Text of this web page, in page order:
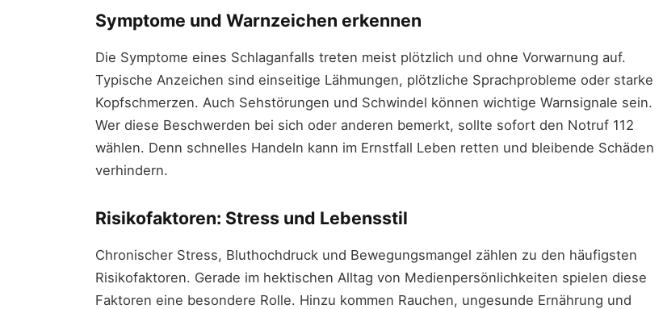
Symptome und Warnzeichen erkennen
Die Symptome eines Schlaganfalls treten meist plötzlich und ohne Vorwarnung auf.
Typische Anzeichen sind einseitige Lähmungen, plötzliche Sprachprobleme oder starke
Kopfschmerzen. Auch Sehstörungen und Schwindel können wichtige Warnsignale sein.
Wer diese Beschwerden bei sich oder anderen bemerkt, sollte sofort den Notruf 112
wählen. Denn schnelles Handeln kann im Ernstfall Leben retten und bleibende Schäden
verhindern.
Risikofaktoren: Stress und Lebensstil
Chronischer Stress, Bluthochdruck und Bewegungsmangel zählen zu den häufigsten
Risikofaktoren. Gerade im hektischen Alltag von Medienpersönlichkeiten spielen diese
Faktoren eine besondere Rolle. Hinzu kommen Rauchen, ungesunde Ernährung und